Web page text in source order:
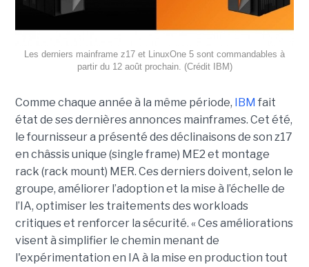
Les derniers mainframe z17 et LinuxOne 5 sont commandables à
partir du 12 août prochain. (Crédit IBM)
Comme chaque année à la même période, IBM fait
état de ses dernières annonces mainframes. Cet été,
le fournisseur a présenté des déclinaisons de son z17
en châssis unique (single frame) ME2 et montage
rack (rack mount) MER. Ces derniers doivent, selon le
groupe, améliorer l’adoption et la mise à l’échelle de
l’IA, optimiser les traitements des workloads
critiques et renforcer la sécurité. « Ces améliorations
visent à simplifier le chemin menant de
l'expérimentation en IA à la mise en production tout